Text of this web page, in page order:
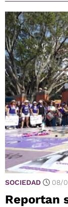
SOCIEDAD 08/
Reportan